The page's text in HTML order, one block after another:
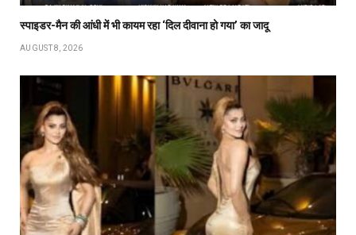
स्पाइडर-मैन की आंधी में भी कायम रहा ‘दिल दीवाना हो गया’ का जादू
AUGUST 8, 2026